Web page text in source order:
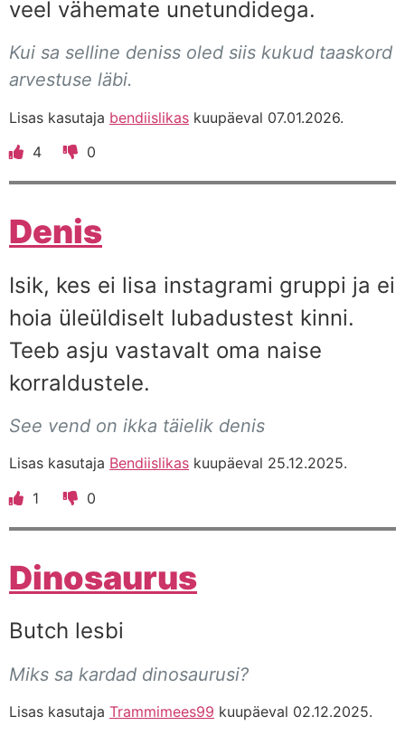
veel vähemate unetundidega.
Kui sa selline deniss oled siis kukud taaskord
arvestuse läbi.
Lisas kasutaja bendiislikas kuupäeval 07.01.2026.
4
0
Denis
Isik, kes ei lisa instagrami gruppi ja ei
hoia üleüldiselt lubadustest kinni.
Teeb asju vastavalt oma naise
korraldustele.
See vend on ikka täielik denis
Lisas kasutaja Bendiislikas kuupäeval 25.12.2025.
1
0
Dinosaurus
Butch lesbi
Miks sa kardad dinosaurusi?
Lisas kasutaja Trammimees99 kuupäeval 02.12.2025.